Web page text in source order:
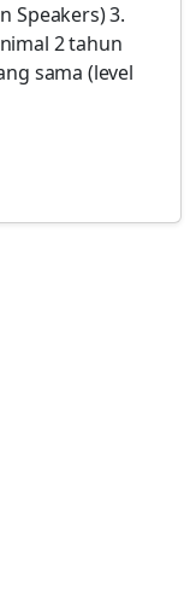
Speakers) 3.
2 tahun
sama (level